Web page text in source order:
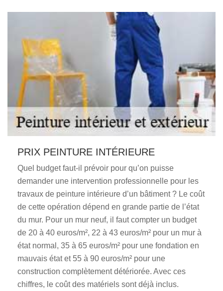
PRIX PEINTURE INTÉRIEURE
Quel budget faut-il prévoir pour qu’on puisse
demander une intervention professionnelle pour les
travaux de peinture intérieure d’un bâtiment ? Le coût
de cette opération dépend en grande partie de l’état
du mur. Pour un mur neuf, il faut compter un budget
de 20 à 40 euros/m², 22 à 43 euros/m² pour un mur à
état normal, 35 à 65 euros/m² pour une fondation en
mauvais état et 55 à 90 euros/m² pour une
construction complètement détériorée. Avec ces
chiffres, le coût des matériels sont déjà inclus.